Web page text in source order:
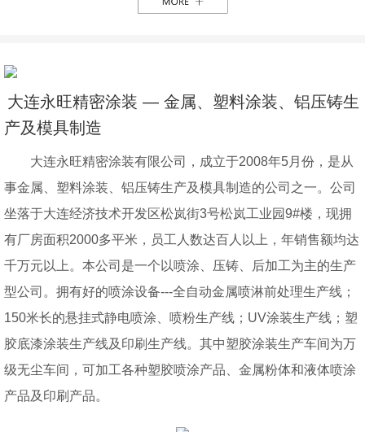
大连永旺精密涂装 — 金属、塑料涂装、铝压铸生
产及模具制造
大连永旺精密涂装有限公司，成立于2008年5月份，是从
事金属、塑料涂装、铝压铸生产及模具制造的公司之一。公司
坐落于大连经济技术开发区松岚街3号松岚工业园9#楼，现拥
有厂房面积2000多平米，员工人数达百人以上，年销售额均达
千万元以上。本公司是一个以喷涂、压铸、后加工为主的生产
型公司。拥有好的喷涂设备---全自动金属喷淋前处理生产线；
150米长的悬挂式静电喷涂、喷粉生产线；UV涂装生产线；塑
胶底漆涂装生产线及印刷生产线。其中塑胶涂装生产车间为万
级无尘车间，可加工各种塑胶喷涂产品、金属粉体和液体喷涂
产品及印刷产品。